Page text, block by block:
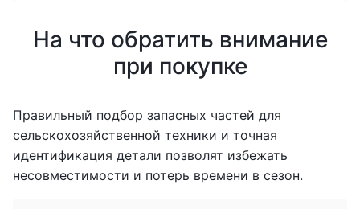
На что обратить внимание
при покупке
Правильный подбор запасных частей для
сельскохозяйственной техники и точная
идентификация детали позволят избежать
несовместимости и потерь времени в сезон.